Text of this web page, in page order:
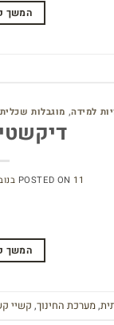
המשך
למידה, מוגבלות
POSTED ON 11 בנובמבר 2019
המשך
,מערכת החינוך, קשיי